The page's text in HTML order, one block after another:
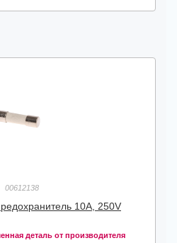
00612138
10A, 250V
деталь от производителя